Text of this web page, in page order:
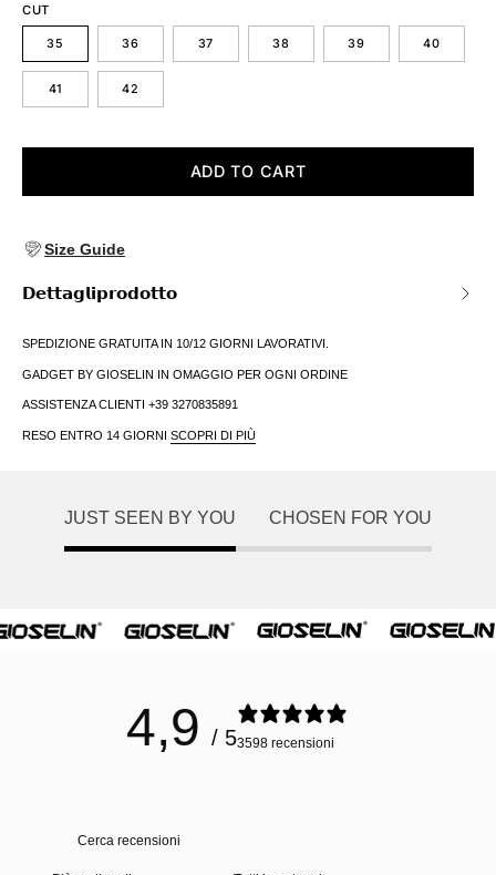
CUT
35 36 37 38 39 40
41 42
ADD TO CART
Size Guide
𝗗𝗲𝘁𝘁𝗮𝗴𝗹𝗶𝗽𝗿𝗼𝗱𝗼𝘁𝘁𝗼
SPEDIZIONE GRATUITA IN 10/12 GIORNI LAVORATIVI.
GADGET BY GIOSELIN IN OMAGGIO PER OGNI ORDINE
ASSISTENZA CLIENTI +39 3270835891
RESO ENTRO 14 GIORNI SCOPRI DI PIÙ
JUST SEEN BY YOU CHOSEN FOR YOU
4,9 / 53598 recensioni